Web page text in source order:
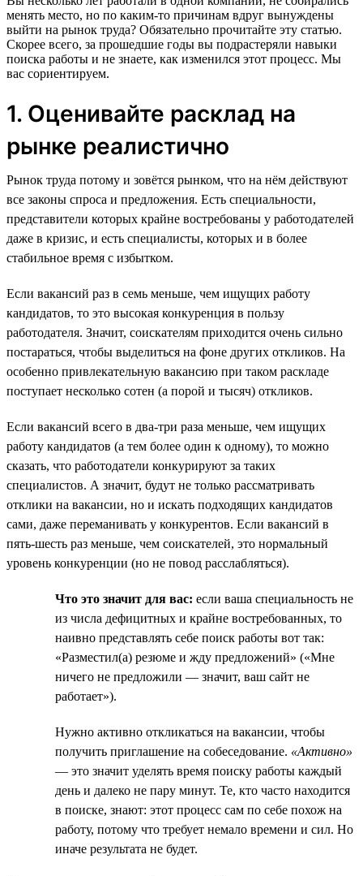
менять место, но по каким-то причинам вдруг вынуждены
выйти на рынок труда? Обязательно прочитайте эту статью.
Скорее всего, за прошедшие годы вы подрастеряли навыки
поиска работы и не знаете, как изменился этот процесс. Мы
вас сориентируем.
1. Оценивайте расклад на
рынке реалистично
Рынок труда потому и зовётся рынком, что на нём действуют
все законы спроса и предложения. Есть специальности,
представители которых крайне востребованы у работодателей
даже в кризис, и есть специалисты, которых и в более
стабильное время с избытком.
Если вакансий раз в семь меньше, чем ищущих работу
кандидатов, то это высокая конкуренция в пользу
работодателя. Значит, соискателям приходится очень сильно
постараться, чтобы выделиться на фоне других откликов. На
особенно привлекательную вакансию при таком раскладе
поступает несколько сотен (а порой и тысяч) откликов.
Если вакансий всего в два-три раза меньше, чем ищущих
работу кандидатов (а тем более один к одному), то можно
сказать, что работодатели конкурируют за таких
специалистов. А значит, будут не только рассматривать
отклики на вакансии, но и искать подходящих кандидатов
сами, даже переманивать у конкурентов. Если вакансий в
пять-шесть раз меньше, чем соискателей, это нормальный
уровень конкуренции (но не повод расслабляться).
Что это значит для вас: если ваша специальность не
из числа дефицитных и крайне востребованных, то
наивно представлять себе поиск работы вот так:
«Разместил(а) резюме и жду предложений» («Мне
ничего не предложили — значит, ваш сайт не
работает»).
Нужно активно откликаться на вакансии, чтобы
получить приглашение на собеседование. «Активно»
— это значит уделять время поиску работы каждый
день и далеко не пару минут. Те, кто часто находится
в поиске, знают: этот процесс сам по себе похож на
работу, потому что требует немало времени и сил. Но
иначе результата не будет.